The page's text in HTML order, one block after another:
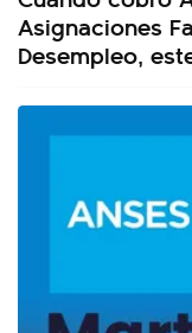
Asignaciones
Desempleo,